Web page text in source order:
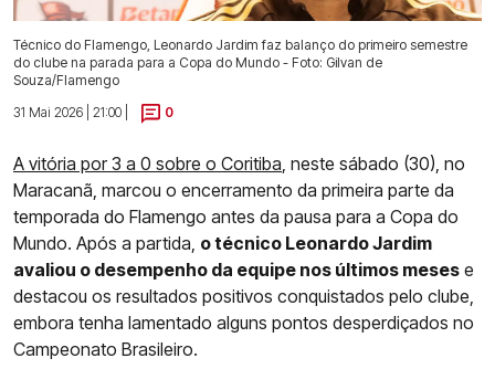
Técnico do Flamengo, Leonardo Jardim faz balanço do primeiro semestre
do clube na parada para a Copa do Mundo - Foto: Gilvan de
Souza/Flamengo
31 Mai 2026 | 21:00 |
0
A vitória por 3 a 0 sobre o Coritiba , neste sábado (30), no
Maracanã, marcou o encerramento da primeira parte da
temporada do Flamengo antes da pausa para a Copa do
Mundo. Após a partida, o técnico Leonardo Jardim
avaliou o desempenho da equipe nos últimos meses e
destacou os resultados positivos conquistados pelo clube,
embora tenha lamentado alguns pontos desperdiçados no
Campeonato Brasileiro.